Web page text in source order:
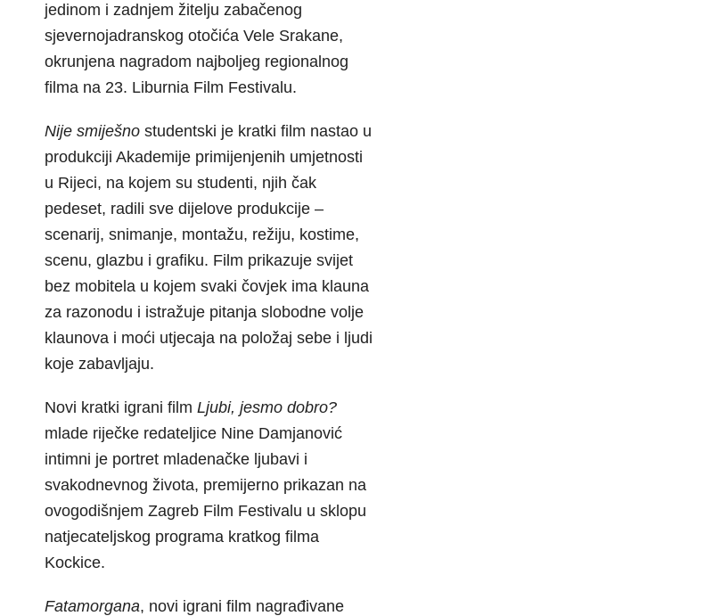
jedinom i zadnjem žitelju zabačenog
sjevernojadranskog otočića Vele Srakane,
okrunjena nagradom najboljeg regionalnog
filma na 23. Liburnia Film Festivalu.
Nije smiješno studentski je kratki film nastao u
produkciji Akademije primijenjenih umjetnosti
u Rijeci, na kojem su studenti, njih čak
pedeset, radili sve dijelove produkcije –
scenarij, snimanje, montažu, režiju, kostime,
scenu, glazbu i grafiku. Film prikazuje svijet
bez mobitela u kojem svaki čovjek ima klauna
za razonodu i istražuje pitanja slobodne volje
klaunova i moći utjecaja na položaj sebe i ljudi
koje zabavljaju.
Novi kratki igrani film Ljubi, jesmo dobro?
mlade riječke redateljice Nine Damjanović
intimni je portret mladenačke ljubavi i
svakodnevnog života, premijerno prikazan na
ovogodišnjem Zagreb Film Festivalu u sklopu
natjecateljskog programa kratkog filma
Kockice.
Fatamorgana, novi igrani film nagrađivane